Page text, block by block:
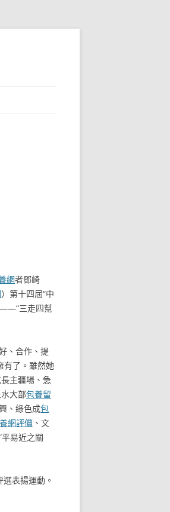
網者鄧崎
）第十四屆“中
——“三走四幫
、合作、提
有了。雖然她
主疆場、急
大部包養留
、綠色成包
網評價 、文
平易近之關
選表揚運動。